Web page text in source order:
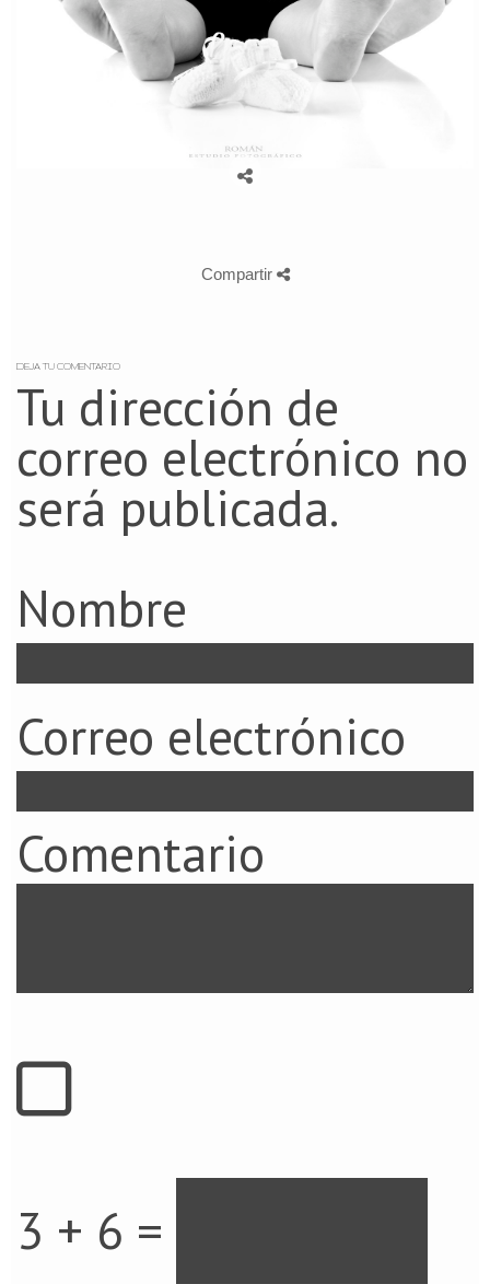
Compartir
DEJA TU COMENTARIO
Tu dirección de
correo electrónico no
será publicada.
Nombre
Correo electrónico
Comentario
3 + 6 =